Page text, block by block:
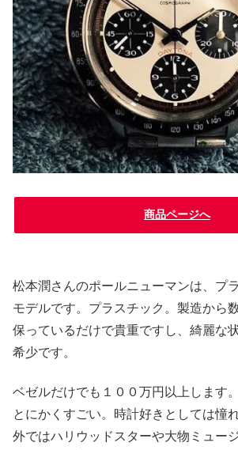
商品ページへ
松本潤さんのポールニューマンは、プ
モデルです。プラスチック。製造から
保っているだけで貴重ですし、綺麗な
希少です。
ベゼルだけでも１００万円以上します
とにかくすごい。時計好きとしては憧
外ではハリウッドスターや大物ミュー